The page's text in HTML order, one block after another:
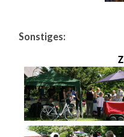
Sonstiges: